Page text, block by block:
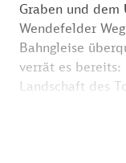
Graben und dem
Wendefelder
Bahngleise
verrät es
Landschaft des
mit Wasser
Weiden und
auf. Der